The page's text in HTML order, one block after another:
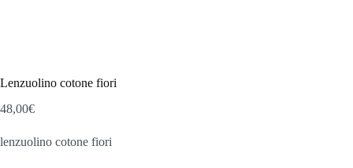
Lenzuolino cotone fiori
48,00€
lenzuolino cotone fiori